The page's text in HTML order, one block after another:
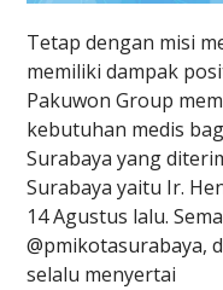
Tetap dengan misi
memiliki dampak
Pakuwon Group
kebutuhan medis
Surabaya yang
Surabaya yaitu Ir.
14 Agustus lalu.
@pmikotasurabaya,
selalu menyertai